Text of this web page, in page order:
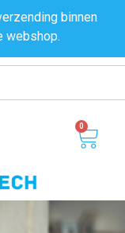
binnen
webshop.
0